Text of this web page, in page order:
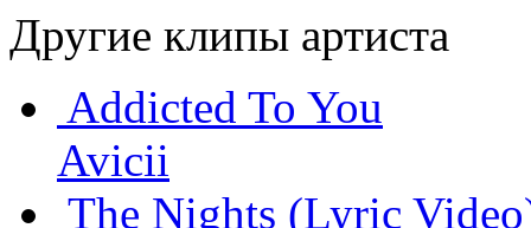
Другие клипы артиста
Addicted To You
Avicii
The Nights (Lyric